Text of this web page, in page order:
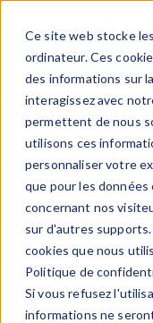
Ce site web stocke
ordinateur. Ces
des informations sur
interagissez avec
permettent de nous
utilisons ces
personnaliser votre
que pour les
concernant nos
sur d'autres
cookies que nous
Politique de
Si vous refusez
informations ne
RECHERCHE
Trier par Discipline